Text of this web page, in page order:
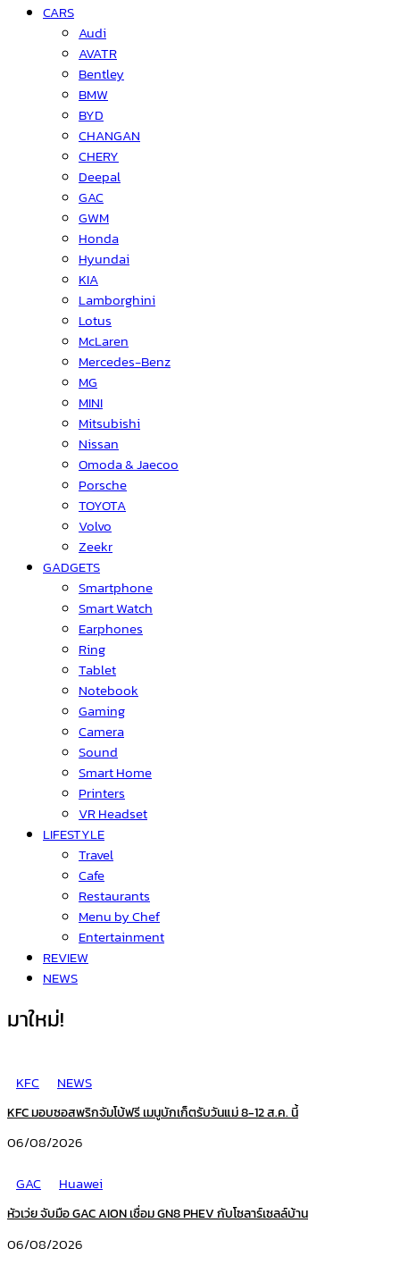
CARS
Audi
AVATR
Bentley
BMW
BYD
CHANGAN
CHERY
Deepal
GAC
GWM
Honda
Hyundai
KIA
Lamborghini
Lotus
McLaren
Mercedes-Benz
MG
MINI
Mitsubishi
Nissan
Omoda & Jaecoo
Porsche
TOYOTA
Volvo
Zeekr
GADGETS
Smartphone
Smart Watch
Earphones
Ring
Tablet
Notebook
Gaming
Camera
Sound
Smart Home
Printers
VR Headset
LIFESTYLE
Travel
Cafe
Restaurants
Menu by Chef
Entertainment
REVIEW
NEWS
มาใหม่!
KFC NEWS
KFC มอบซอสพริกจัมโบ้ฟรี เมนูบักเก็ตรับวันแม่ 8-12 ส.ค. นี้
06/08/2026
GAC
Huawei
หัวเว่ย จับมือ GAC AION เชื่อม GN8 PHEV กับโซลาร์เซลล์บ้าน
06/08/2026